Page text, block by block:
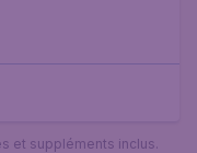
et suppléments inclus.